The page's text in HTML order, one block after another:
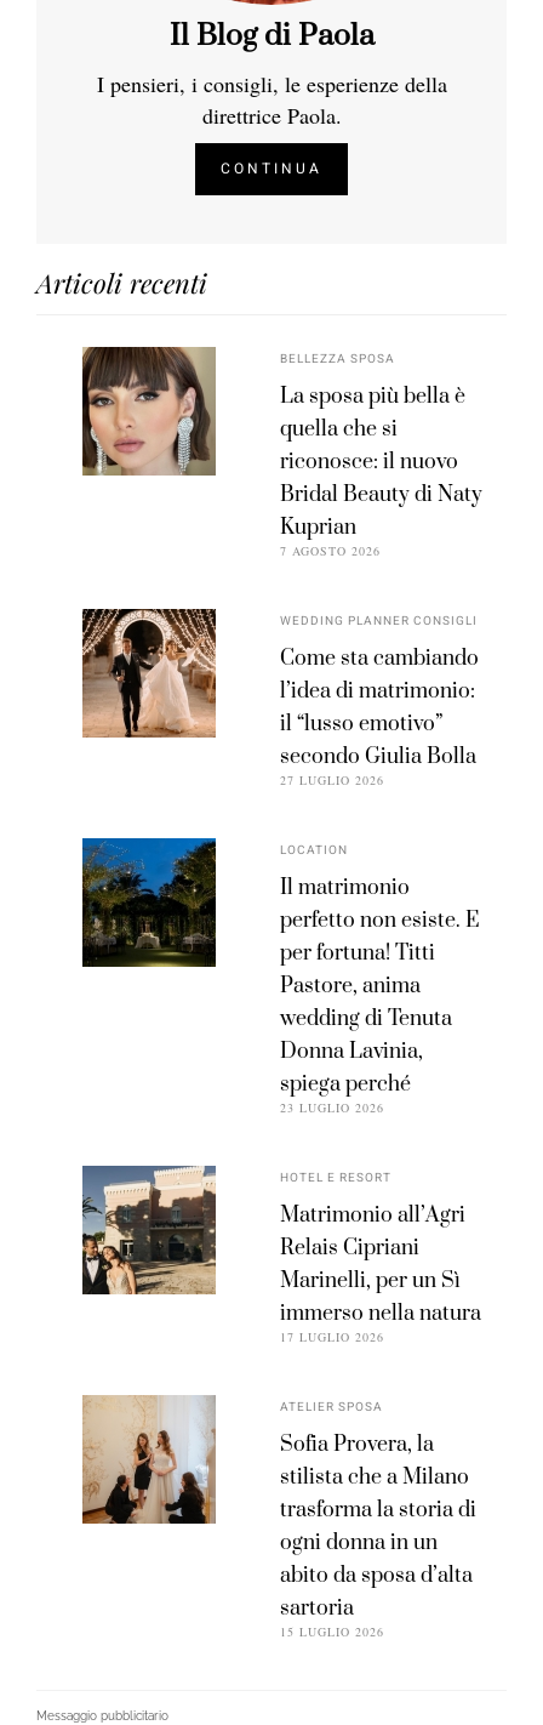
Il Blog di Paola
I pensieri, i consigli, le esperienze della
direttrice Paola.
CONTINUA
Articoli recenti
BELLEZZA SPOSA
La sposa più bella è
quella che si
riconosce: il nuovo
Bridal Beauty di Naty
Kuprian
7 AGOSTO 2026
WEDDING PLANNER CONSIGLI
Come sta cambiando
l’idea di matrimonio:
il “lusso emotivo”
secondo Giulia Bolla
27 LUGLIO 2026
LOCATION
Il matrimonio
perfetto non esiste. E
per fortuna! Titti
Pastore, anima
wedding di Tenuta
Donna Lavinia,
spiega perché
23 LUGLIO 2026
HOTEL E RESORT
Matrimonio all’Agri
Relais Cipriani
Marinelli, per un Sì
immerso nella natura
17 LUGLIO 2026
ATELIER SPOSA
Sofia Provera, la
stilista che a Milano
trasforma la storia di
ogni donna in un
abito da sposa d’alta
sartoria
15 LUGLIO 2026
Messaggio pubblicitario